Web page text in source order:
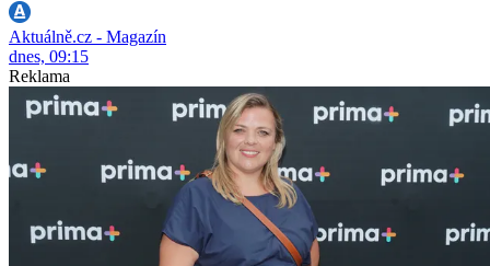
Aktuálně.cz - Magazín
dnes, 09:15
Reklama